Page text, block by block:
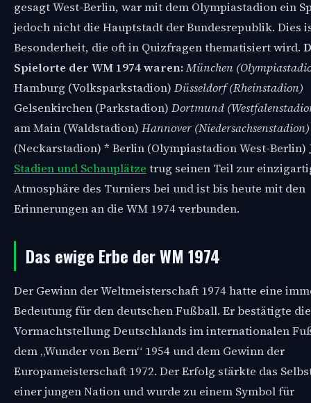
gesagt West-Berlin, war mit dem Olympiastadion ein
jedoch nicht die Hauptstadt der Bundesrepublik. Dies
Besonderheit, die oft in Quizfragen thematisiert wird.
Spielorte der WM 1974 waren:München
Hamburg (Volksparkstadion) Düsseldorf (Rheinstadion)
Gelsenkirchen (Parkstadion) Dortmund
am Main (Waldstadion) Hannover
(Neckarstadion) * Berlin (Olympiastadion West-Berlin)
Stadien und Schauplätze trug seinen Teil zur
Atmosphäre des Turniers bei und ist bis heute mit den
Erinnerungen an die WM 1974 verbunden.
Das ewige Erbe der WM 1974
Der Gewinn der Weltmeisterschaft 1974 hatte eine
Bedeutung für den deutschen Fußball. Er bestätigte die
Vormachtstellung Deutschlands im internationalen
dem „Wunder von Bern“ 1954 und dem Gewinn der
Europameisterschaft 1972. Der Erfolg stärkte das
einer jungen Nation und wurde zu einem Symbol für